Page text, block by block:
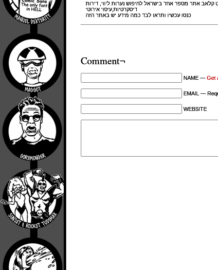
קלאב אתר מספר אחד בישראל לחיפוש נערות ליווי, דירות
דיסקרטיות,עיסוי אירוטי
כנסו עכשיו ותראו לבד כמה מידע יש באתר הזה
Comment¬
NAME — Get
EMAIL —
WEBSITE